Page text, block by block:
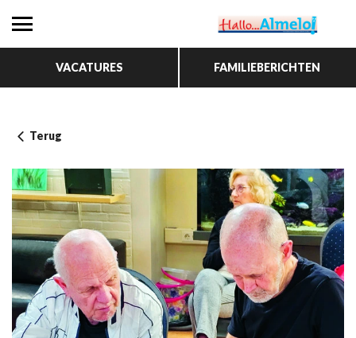
VACATURES FAMILIEBERICHTEN
Terug